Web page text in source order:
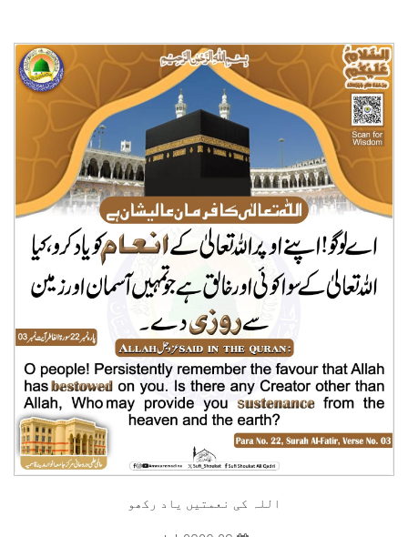
اللہ کی نعمتیں یاد رکھو